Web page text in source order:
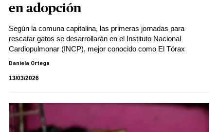
en adopción
Según la comuna capitalina, las primeras jornadas para
rescatar gatos se desarrollarán en el Instituto Nacional
Cardiopulmonar (INCP), mejor conocido como El Tórax
Daniela Ortega
13/03/2026